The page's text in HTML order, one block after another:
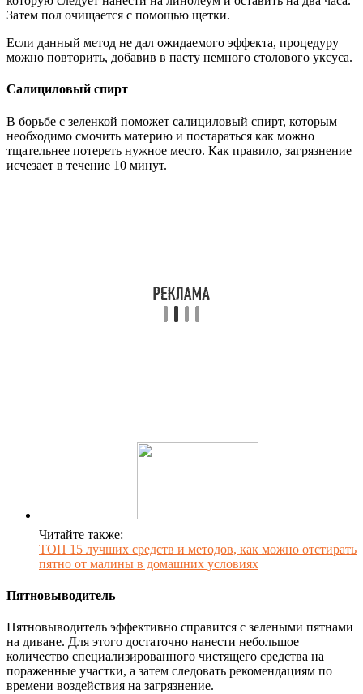
Затем пол очищается с помощью щетки.
Если данный метод не дал ожидаемого эффекта, процедуру
можно повторить, добавив в пасту немного столового уксуса.
Салициловый спирт
В борьбе с зеленкой поможет салициловый спирт, которым
необходимо смочить материю и постараться как можно
тщательнее потереть нужное место. Как правило, загрязнение
исчезает в течение 10 минут.
Читайте также:
ТОП 15 лучших средств и методов, как можно отстирать
пятно от малины в домашних условиях
Пятновыводитель
Пятновыводитель эффективно справится с зелеными пятнами
на диване. Для этого достаточно нанести небольшое
количество специализированного чистящего средства на
пораженные участки, а затем следовать рекомендациям по
времени воздействия на загрязнение.